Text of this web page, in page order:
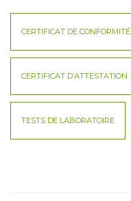
CERTIFICAT DE CONFORMITÉ
CERTIFICAT D’ATTESTATION
TESTS DE LABORATOIRE